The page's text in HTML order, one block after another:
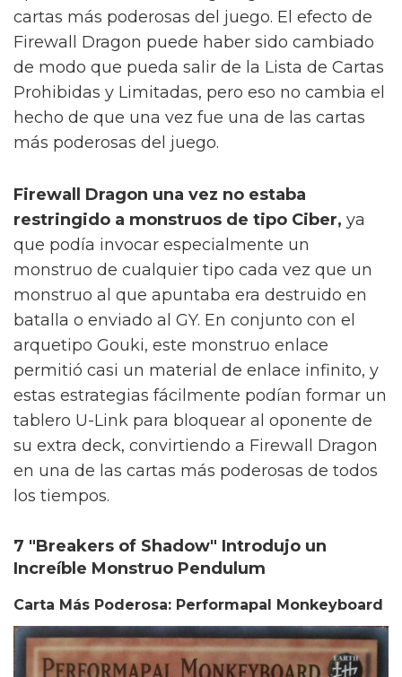
cartas más poderosas del juego. El efecto de
Firewall Dragon puede haber sido cambiado
de modo que pueda salir de la Lista de Cartas
Prohibidas y Limitadas, pero eso no cambia el
hecho de que una vez fue una de las cartas
más poderosas del juego.
Firewall Dragon una vez no estaba
restringido a monstruos de tipo Ciber, ya
que podía invocar especialmente un
monstruo de cualquier tipo cada vez que un
monstruo al que apuntaba era destruido en
batalla o enviado al GY. En conjunto con el
arquetipo Gouki, este monstruo enlace
permitió casi un material de enlace infinito, y
estas estrategias fácilmente podían formar un
tablero U-Link para bloquear al oponente de
su extra deck, convirtiendo a Firewall Dragon
en una de las cartas más poderosas de todos
los tiempos.
7 "Breakers of Shadow" Introdujo un
Increíble Monstruo Pendulum
Carta Más Poderosa: Performapal Monkeyboard